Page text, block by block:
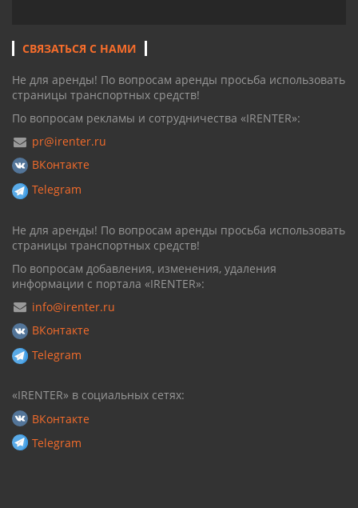
СВЯЗАТЬСЯ С НАМИ
Не для аренды! По вопросам аренды просьба использовать
страницы транспортных средств!
По вопросам рекламы и сотрудничества «IRENTER»:
pr@irenter.ru
ВКонтакте
Telegram
Не для аренды! По вопросам аренды просьба использовать
страницы транспортных средств!
По вопросам добавления, изменения, удаления
информации с портала «IRENTER»:
info@irenter.ru
ВКонтакте
Telegram
«IRENTER» в социальных сетях:
ВКонтакте
Telegram